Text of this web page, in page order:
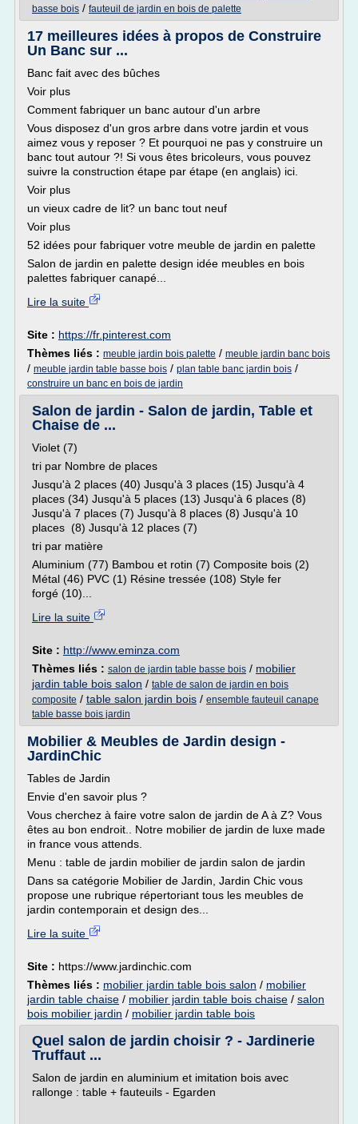
basse bois / fauteuil de jardin en bois de palette
17 meilleures idées à propos de Construire
Un Banc sur ...
Banc fait avec des bûches
Voir plus
Comment fabriquer un banc autour d'un arbre
Vous disposez d'un gros arbre dans votre jardin et vous
aimez vous y reposer ? Et pourquoi ne pas y construire un
banc tout autour ?! Si vous êtes bricoleurs, vous pouvez
suivre la construction étape par étape (en anglais) ici.
Voir plus
un vieux cadre de lit? un banc tout neuf
Voir plus
52 idées pour fabriquer votre meuble de jardin en palette
Salon de jardin en palette design idée meubles en bois
palettes fabriquer canapé...
Lire la suite
Site : https://fr.pinterest.com
Thèmes liés : meuble jardin bois palette / meuble jardin banc bois
/ meuble jardin table basse bois / plan table banc jardin bois /
construire un banc en bois de jardin
Salon de jardin - Salon de jardin, Table et
Chaise de ...
Violet (7)
tri par Nombre de places
Jusqu'à 2 places (40) Jusqu'à 3 places (15) Jusqu'à 4
places (34) Jusqu'à 5 places (13) Jusqu'à 6 places (8)
Jusqu'à 7 places (7) Jusqu'à 8 places (8) Jusqu'à 10
places (8) Jusqu'à 12 places (7)
tri par matière
Aluminium (77) Bambou et rotin (7) Composite bois (2)
Métal (46) PVC (1) Résine tressée (108) Style fer
forgé (10)...
Lire la suite
Site : http://www.eminza.com
Thèmes liés : salon de jardin table basse bois / mobilier
jardin table bois salon / table de salon de jardin en bois
composite / table salon jardin bois / ensemble fauteuil canape
table basse bois jardin
Mobilier & Meubles de Jardin design -
JardinChic
Tables de Jardin
Envie d'en savoir plus ?
Vous cherchez à faire votre salon de jardin de A à Z? Vous
êtes au bon endroit.. Notre mobilier de jardin de luxe made
in france vous attends.
Menu : table de jardin mobilier de jardin salon de jardin
Dans sa catégorie Mobilier de Jardin, Jardin Chic vous
propose une rubrique répertoriant tous les meubles de
jardin contemporain et design des...
Lire la suite
Site : https://www.jardinchic.com
Thèmes liés : mobilier jardin table bois salon / mobilier
jardin table chaise / mobilier jardin table bois chaise / salon
bois mobilier jardin / mobilier jardin table bois
Quel salon de jardin choisir ? - Jardinerie
Truffaut ...
Salon de jardin en aluminium et imitation bois avec
rallonge : table + fauteuils - Egarden